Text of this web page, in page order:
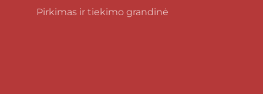
Pirkimas ir tiekimo grandinė